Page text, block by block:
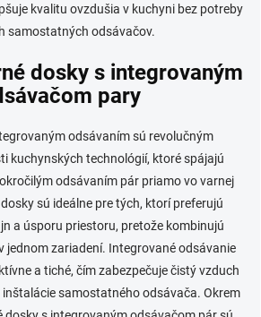
e
p
v
k
y
ý
p
s
u
kvalitu ovzdušia v kuchyni bez potreby
samostatných odsávačov.
dosky s integrovaným
pary
odsávaním sú revolučným
kuchynských technológií, ktoré spájajú
odsávaním pár priamo vo varnej
sú ideálne pre tých, ktorí preferujú
a úsporu priestoru, pretože kombinujú
jednom zariadení. Integrované odsávanie
a tiché, čím zabezpečuje čistý vzduch
samostatného odsávača. Okrem